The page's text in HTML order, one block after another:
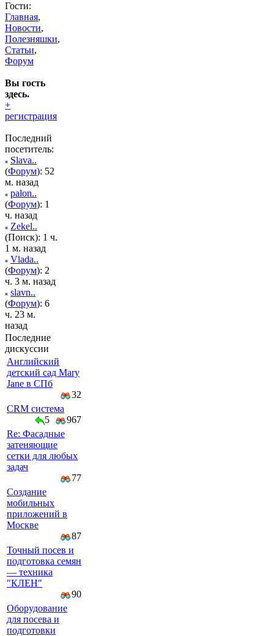
Гости:
Главная,
Новости,
Полезняшки,
Статьи,
Форум
Вы гость
здесь.
+
регистрация
Последний
посетитель:
Slava..
(Форум): 52
м. назад
palon..
(Форум): 1
ч. назад
Zekel..
(Поиск): 1 ч.
1 м. назад
Vlada..
(Форум): 2
ч. 3 м. назад
slavn..
(Форум): 6
ч. 23 м.
назад
Последние
дискуссии
Английский
детский сад Mary
Jane в СПб
32
CRM система
5
967
Re: Фасадные
затеняющие
сетки для любых
задач
77
Создание
мобильных
приложений в
Москве
87
Точный посев и
подготовка семян
— техника
"КЛЕН"
90
Оборудование
для посева и
подготовки